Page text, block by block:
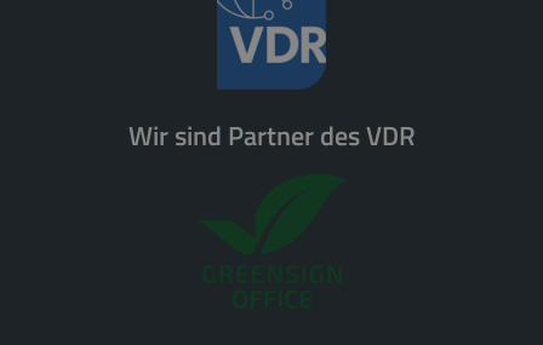
Wir sind Partner des VDR